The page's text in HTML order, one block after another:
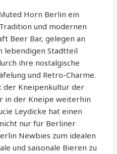
Horn Berlin ein
und modernen
Beer Bar, gelegen an
lebendigen Stadtteil
ihre nostalgische
und Retro-Charme.
der Kneipenkultur der
in der Kneipe weiterhin
Leydicke hat einen
nur für Berliner
Newbies zum idealen
und saisonale Bieren zu